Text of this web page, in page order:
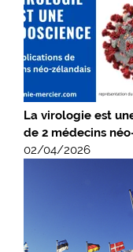
La virologie est
de 2 médecins
02/04/2026